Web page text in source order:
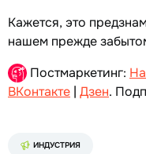
Кажется, это
нашем прежде
Постмаркетинг:
ВКонтакте | Дзен.
ИНДУСТРИЯ